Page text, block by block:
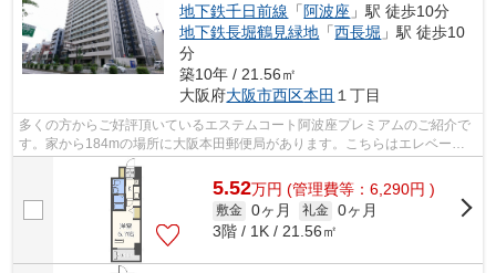
地下鉄千日前線 「 阿波座 」駅 徒歩10分
地下鉄長堀鶴見緑地 「西長堀 」駅 徒歩10
分
築10年 / 21.56㎡
大阪府大阪市西区本田 １丁目
多くの方からご好評頂いているエステムコート阿波座プレミアムのご紹介で
す。家から184mの場所に大阪本田郵便局があります。こちらはエレベータ
ー付きの物件です。外観タイル張りは、...
5.52万円 (管理費等：6,290円 )
敷金 0ヶ月 礼金 0ヶ月
3階 / 1K / 21.56㎡